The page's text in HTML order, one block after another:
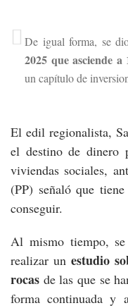
De igual forma, se
2025 que asciende
un capítulo de
El edil regionalista,
el destino de dinero
viviendas sociales,
(PP) señaló que
conseguir.
Al mismo tiempo,
realizar un estudio
rocas de las que se
forma continuada y